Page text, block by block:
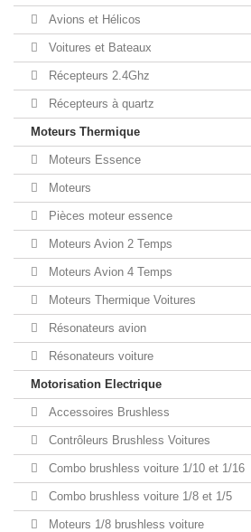
Avions et Hélicos
Voitures et Bateaux
Récepteurs 2.4Ghz
Récepteurs à quartz
Moteurs Thermique
Moteurs Essence
Moteurs
Pièces moteur essence
Moteurs Avion 2 Temps
Moteurs Avion 4 Temps
Moteurs Thermique Voitures
Résonateurs avion
Résonateurs voiture
Motorisation Electrique
Accessoires Brushless
Contrôleurs Brushless Voitures
Combo brushless voiture 1/10 et 1/16
Combo brushless voiture 1/8 et 1/5
Moteurs 1/8 brushless voiture